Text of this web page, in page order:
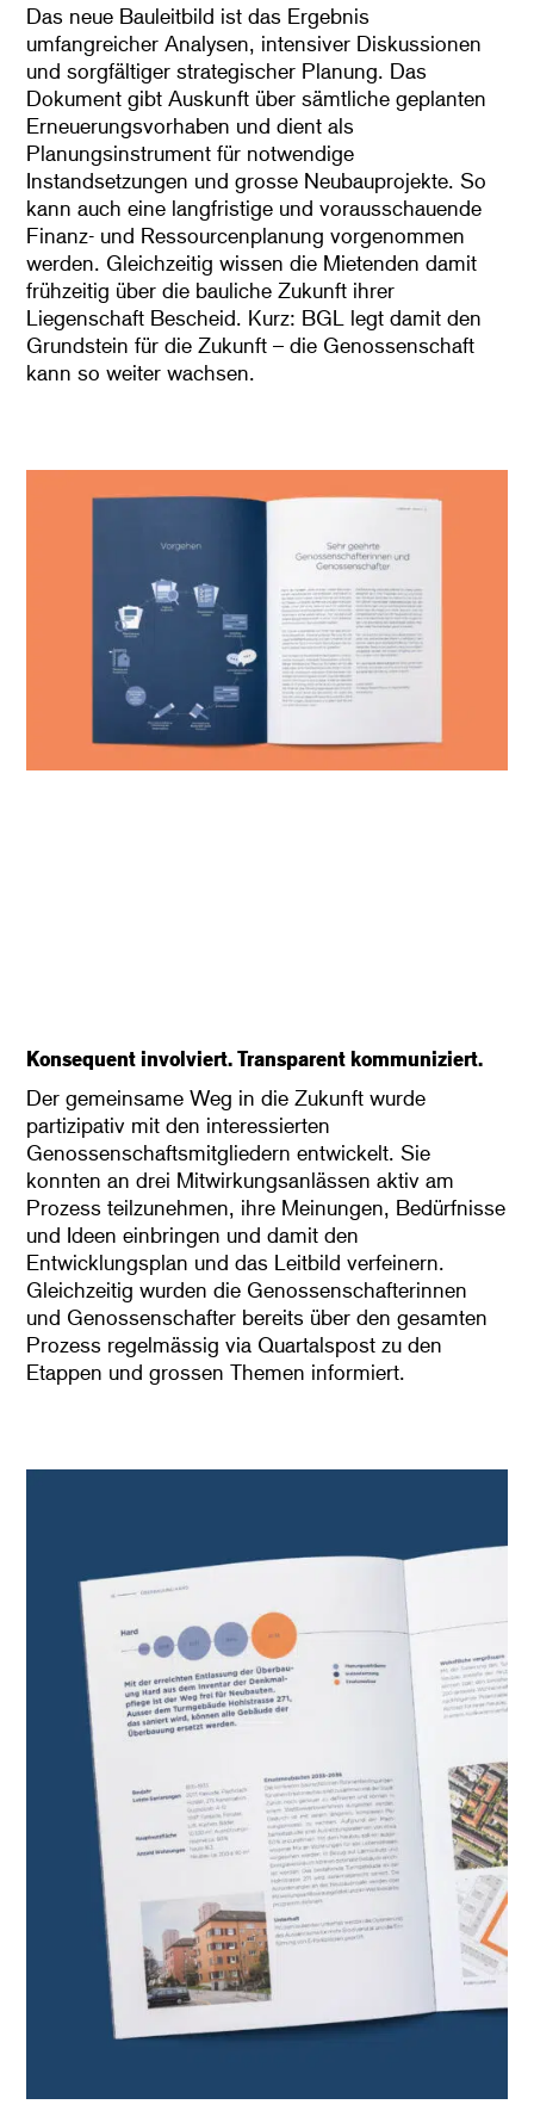
Das neue Bauleitbild ist das Ergebnis
umfangreicher Analysen, intensiver Diskussionen
und sorgfältiger strategischer Planung. Das
Dokument gibt Auskunft über sämtliche geplanten
Erneuerungsvorhaben und dient als
Planungsinstrument für notwendige
Instandsetzungen und grosse Neubauprojekte. So
kann auch eine langfristige und vorausschauende
Finanz- und Ressourcenplanung vorgenommen
werden. Gleichzeitig wissen die Mietenden damit
frühzeitig über die bauliche Zukunft ihrer
Liegenschaft Bescheid. Kurz: BGL legt damit den
Grundstein für die Zukunft – die Genossenschaft
kann so weiter wachsen.
Konsequent involviert. Transparent kommuniziert.
Der gemeinsame Weg in die Zukunft wurde
partizipativ mit den interessierten
Genossenschaftsmitgliedern entwickelt. Sie
konnten an drei Mitwirkungsanlässen aktiv am
Prozess teilzunehmen, ihre Meinungen, Bedürfnisse
und Ideen einbringen und damit den
Entwicklungsplan und das Leitbild verfeinern.
Gleichzeitig wurden die Genossenschafterinnen
und Genossenschafter bereits über den gesamten
Prozess regelmässig via Quartalspost zu den
Etappen und grossen Themen informiert.